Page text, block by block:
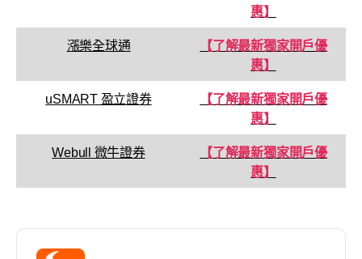
惠】
漲樂全球通
【了解最新獨家開戶優
惠】
uSMART 盈立證券
【了解最新獨家開戶優
惠】
Webull 微牛證券
【了解最新獨家開戶優
惠】